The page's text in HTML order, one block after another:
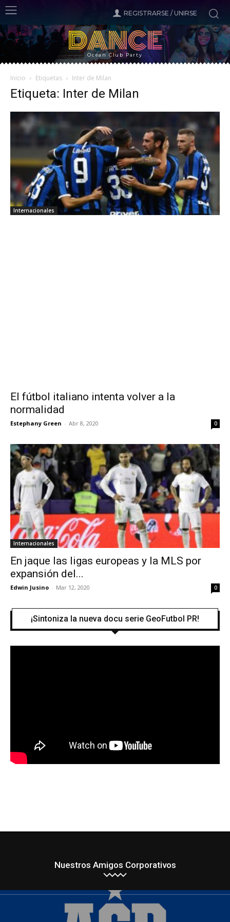
REGISTRARSE / UNIRSE
DANCE
Ocean Club Party
Inicio Etiquetas Inter de Milan
Etiqueta: Inter de Milan
Internacionales
El fútbol italiano intenta volver a la
normalidad
Estephany Green - Abr 8, 2020 0
Internacionales
En jaque las ligas europeas y la MLS por
expansión del...
Edwin Jusino - Mar 12, 2020 0
¡Sintoniza la nueva docu serie GeoFutbol PR!
Nuestros Amigos Corporativos